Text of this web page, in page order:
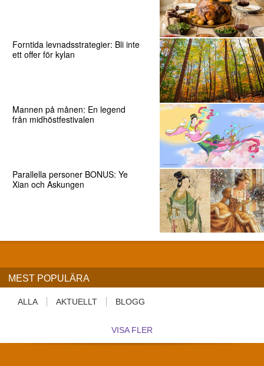
Forntida levnadsstrategier: Bli inte
ett offer för kylan
Mannen på månen: En legend
från midhöstfestivalen
Parallella personer BONUS: Ye
Xian och Askungen
MEST POPULÄRA
ALLA AKTUELLT BLOGG
VISA FLER